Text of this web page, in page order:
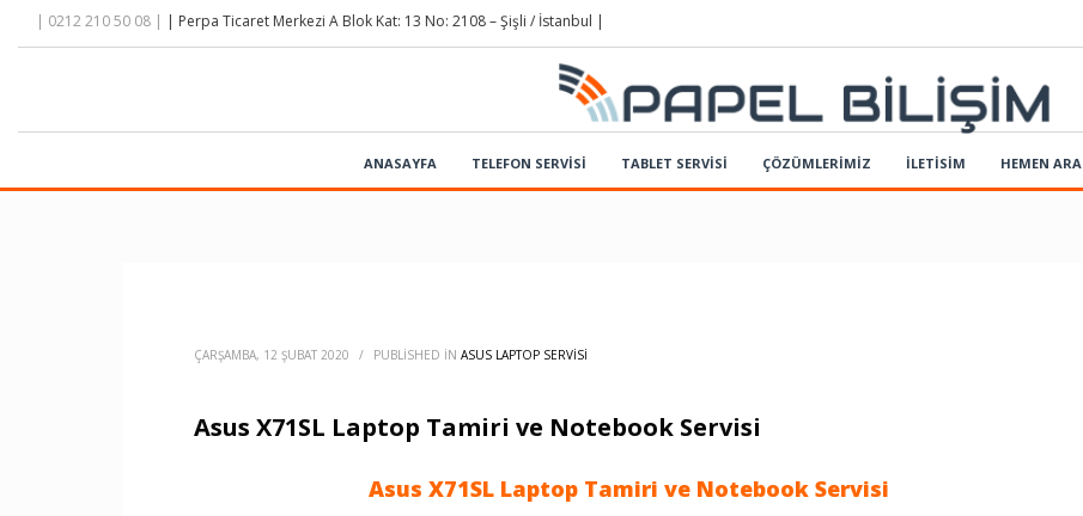
| 0212 210 50 08 | | Perpa Ticaret Merkezi A Blok Kat: 13 No: 2108 – Şişli / İstanbul |
ANASAYFA TELEFON SERVİSİ TABLET SERVİSİ ÇÖZÜMLERIMIZ İLETİSİM HEMEN ARA
ÇARŞAMBA, 12 ŞUBAT 2020 / PUBLISHED IN ASUS LAPTOP SERVISI
Asus X71SL Laptop Tamiri ve Notebook Servisi
Asus X71SL Laptop Tamiri ve Notebook Servisi